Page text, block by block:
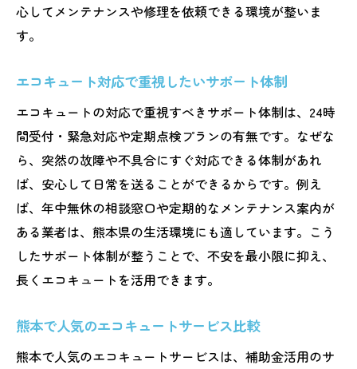
心してメンテナンスや修理を依頼できる環境が整いま
す。
エコキュート対応で重視したいサポート体制
エコキュートの対応で重視すべきサポート体制は、24時
間受付・緊急対応や定期点検プランの有無です。なぜな
ら、突然の故障や不具合にすぐ対応できる体制があれ
ば、安心して日常を送ることができるからです。例え
ば、年中無休の相談窓口や定期的なメンテナンス案内が
ある業者は、熊本県の生活環境にも適しています。こう
したサポート体制が整うことで、不安を最小限に抑え、
長くエコキュートを活用できます。
熊本で人気のエコキュートサービス比較
熊本で人気のエコキュートサービスは、補助金活用のサ